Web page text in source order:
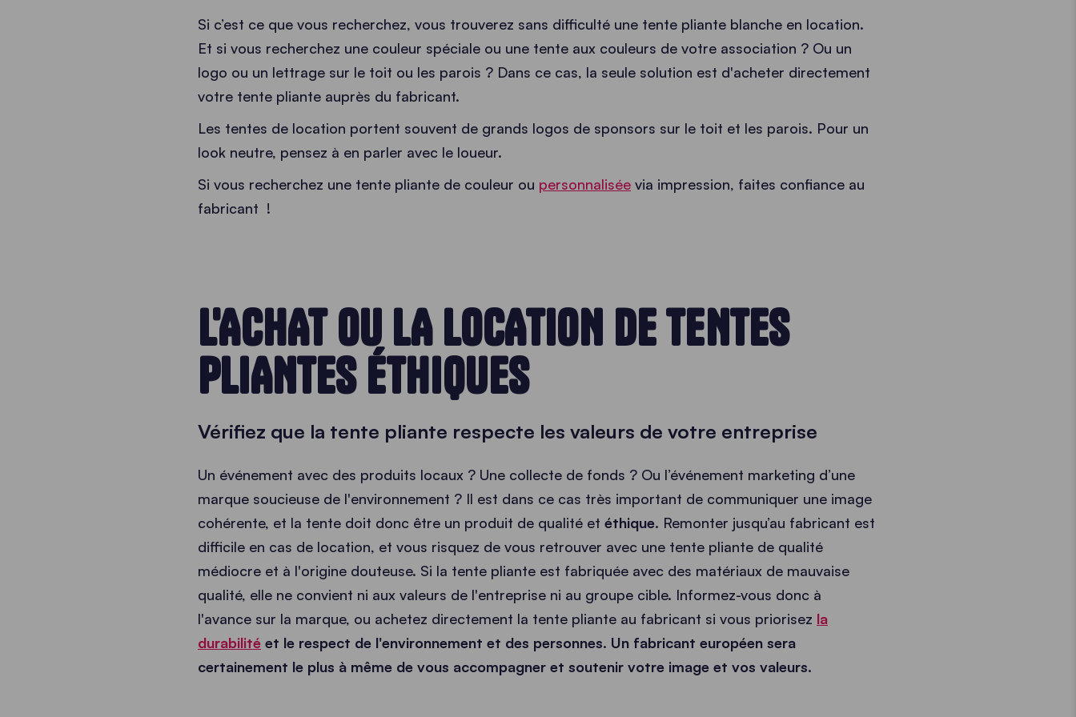
Si c’est ce que vous recherchez, vous trouverez sans difficulté une tente pliante blanche en location.
Et si vous recherchez une couleur spéciale ou une tente aux couleurs de votre association ? Ou un
logo ou un lettrage sur le toit ou les parois ? Dans ce cas, la seule solution est d'acheter directement
votre tente pliante auprès du fabricant.
Les tentes de location portent souvent de grands logos de sponsors sur le toit et les parois. Pour un
look neutre, pensez à en parler avec le loueur.
Si vous recherchez une tente pliante de couleur ou personnalisée via impression, faites confiance au
fabricant !
L'ACHAT OU LA LOCATION DE TENTES
PLIANTES ÉTHIQUES
Vérifiez que la tente pliante respecte les valeurs de votre entreprise
Un événement avec des produits locaux ? Une collecte de fonds ? Ou l’événement marketing d’une
marque soucieuse de l'environnement ? Il est dans ce cas très important de communiquer une image
cohérente, et la tente doit donc être un produit de qualité et éthique. Remonter jusqu’au fabricant est
difficile en cas de location, et vous risquez de vous retrouver avec une tente pliante de qualité
médiocre et à l'origine douteuse. Si la tente pliante est fabriquée avec des matériaux de mauvaise
qualité, elle ne convient ni aux valeurs de l'entreprise ni au groupe cible. Informez-vous donc à
l'avance sur la marque, ou achetez directement la tente pliante au fabricant si vous priorisez la
durabilité et le respect de l'environnement et des personnes. Un fabricant européen sera
certainement le plus à même de vous accompagner et soutenir votre image et vos valeurs.